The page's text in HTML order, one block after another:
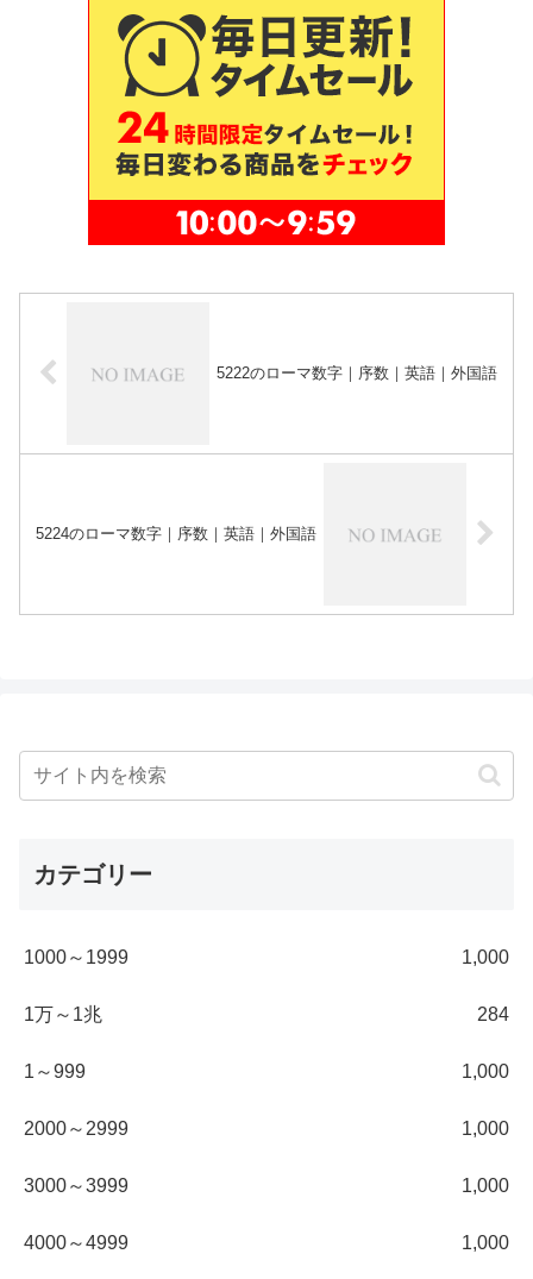
5222のローマ数字｜序数｜英語｜外国語
5224のローマ数字｜序数｜英語｜外国語
カテゴリー
1000～1999 1,000
1万～1兆 284
1～999 1,000
2000～2999 1,000
3000～3999 1,000
4000～4999 1,000